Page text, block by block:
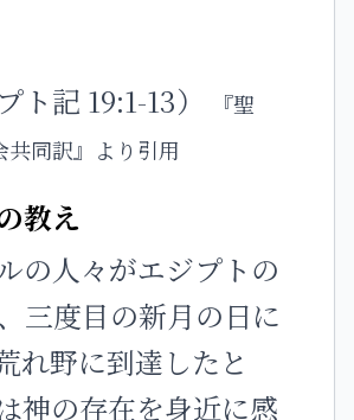
ト記 19:1-13）
『聖
同訳』より引用
教え
の人々がエジプトの
三度目の新月の日に
れ野に到達したと
神の存在を身近に感